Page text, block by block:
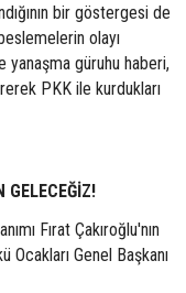
bir göstergesi de
olayı
yanaşma güruhu haberi,
PKK ile kurdukları
GELECEĞİZ!
Fırat Çakıroğlu'nın
Genel Başkanı